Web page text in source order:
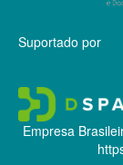
Suportado por
Empresa